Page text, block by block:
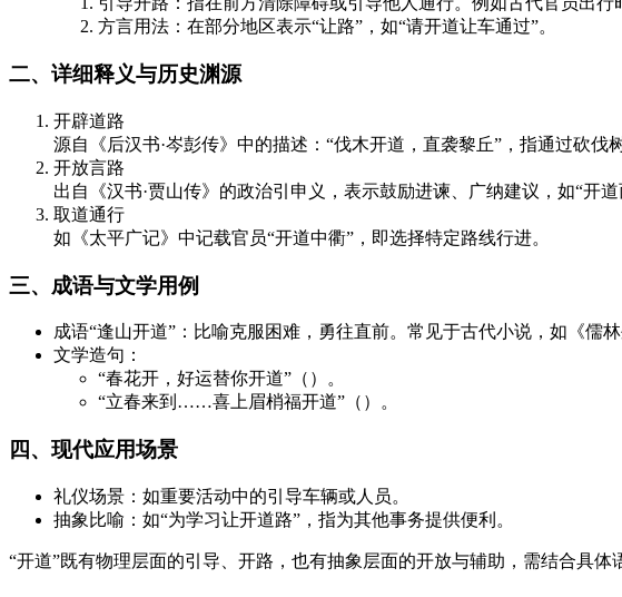
方言用法：在部分地区表示“让路”，如“请开道让车通过”。
二、详细释义与历史渊源
开辟道路
源自《后汉书·岑彭传》中的描述：“伐木开道，直袭黎丘”，指通过砍伐
开放言路
出自《汉书·贾山传》的政治引申义，表示鼓励进谏、广纳建议，如“开道
取道通行
如《太平广记》中记载官员“开道中衢”，即选择特定路线行进。
三、成语与文学用例
成语“逢山开道”：比喻克服困难，勇往直前。常见于古代小说，如《儒
文学造句：
“春花开，好运替你开道”（）。
“立春来到……喜上眉梢福开道”（）。
四、现代应用场景
礼仪场景：如重要活动中的引导车辆或人员。
抽象比喻：如“为学习让开道路”，指为其他事务提供便利。
“开道”既有物理层面的引导、开路，也有抽象层面的开放与辅助，需结合具